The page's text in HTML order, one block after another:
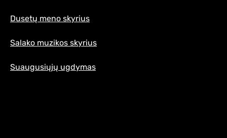
Dusetų meno skyrius
Salako muzikos skyrius
Suaugusiųjų ugdymas